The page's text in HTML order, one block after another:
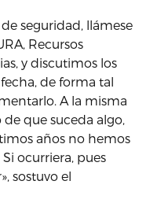
seguridad, llámese
Recursos
y discutimos los
de forma tal
A la misma
que suceda algo,
años no hemos
ocurriera, pues
sostuvo el